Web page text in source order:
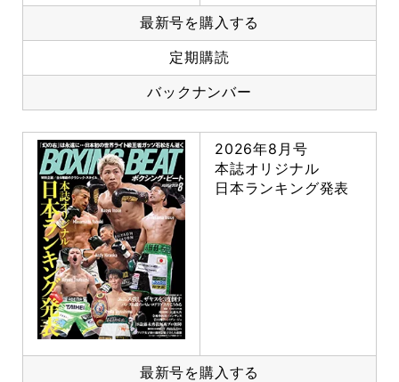
最新号を購入する
定期購読
バックナンバー
2026年8月号
本誌オリジナル
日本ランキング発表
最新号を購入する